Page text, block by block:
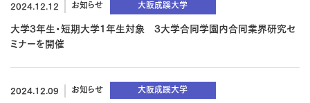
2024.12.12 お知らせ 大阪成蹊大学
大学3年生・短期大学1年生対象 3大学合同学園内合同業界研究セ
ミナーを開催
2024.12.09 お知らせ 大阪成蹊大学